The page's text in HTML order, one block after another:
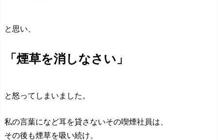
と思い、
「煙草を消しなさい」
と怒ってしまいました。
私の言葉になど耳を貸さないその喫煙社員は、
その後も煙草を吸い続け、